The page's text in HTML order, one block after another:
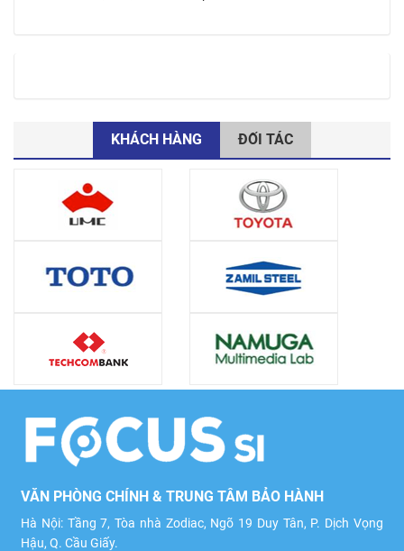
KHÁCH HÀNG ĐỐI TÁC
VĂN PHÒNG CHÍNH & TRUNG TÂM BẢO HÀNH
Hà Nội: Tầng 7, Tòa nhà Zodiac, Ngõ 19 Duy Tân, P. Dịch Vọng
Hậu, Q. Cầu Giấy.